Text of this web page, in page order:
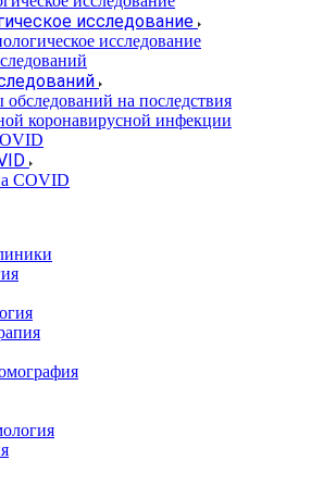
исследование
исследование
на последствия
коронавирусной инфекции
COVID